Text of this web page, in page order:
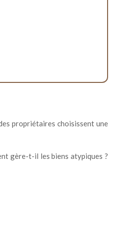
propriétaires choisissent une
gère-t-il les biens atypiques ?